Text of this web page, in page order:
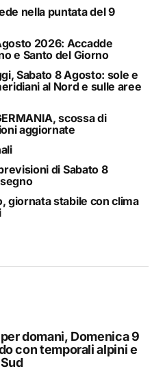
nella puntata del 9
2026: Accadde
e Santo del Giorno
Sabato 8 Agosto: sole e
al Nord e sulle aree
scossa di
aggiornate
di Sabato 8
giornata stabile con clima
domani, Domenica 9
con temporali alpini e